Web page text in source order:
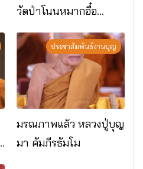
วัดป่าโนนหมากอื๋อ
อ.เมือง จ.มหาสารคาม
ประชาสัมพันธ์งานบุญ
มรณภาพแล้ว หลวงปู่บุญ
มา คัมภีรธัมโม